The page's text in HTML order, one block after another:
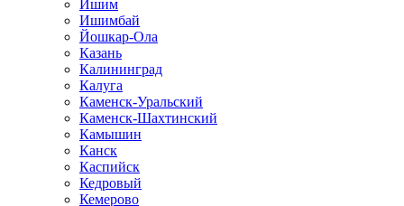
Ишим
Ишимбай
Йошкар-Ола
Казань
Калининград
Калуга
Каменск-Уральский
Каменск-Шахтинский
Камышин
Канск
Каспийск
Кедровый
Кемерово